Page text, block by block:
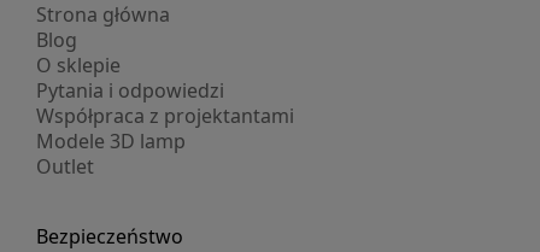
Strona główna
Blog
O sklepie
Pytania i odpowiedzi
Współpraca z projektantami
Modele 3D lamp
Outlet
Bezpieczeństwo